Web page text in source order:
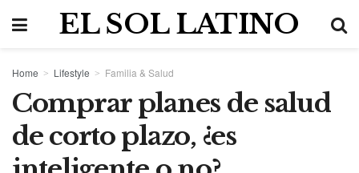
EL SOL LATINO
Home Lifestyle Familia & Salud
Comprar planes de salud
de corto plazo, ¿es